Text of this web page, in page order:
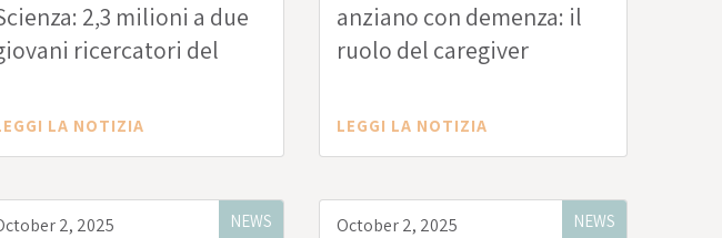
2,3 milioni a due
ricercatori del
LA NOTIZIA
anziano con demenza: il
ruolo del caregiver
LEGGI LA NOTIZIA
NEWS
2, 2025 NEWS
October 2, 2025